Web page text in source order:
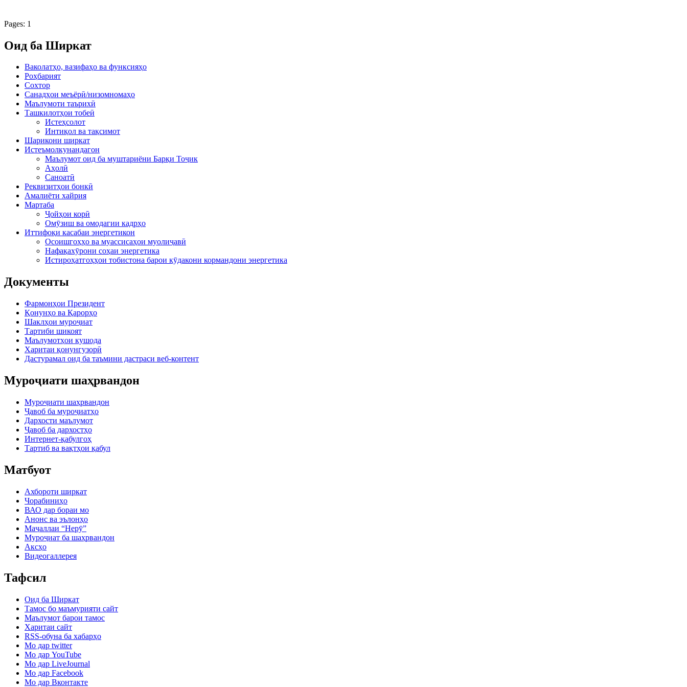
Pages: 1
Оид ба Ширкат
Ваколатҳо, вазифаҳо ва функсияҳо
Роҳбарият
Сохтор
Санадҳои меъёрӣ/низомномаҳо
Маълумоти таърихӣ
Ташкилотҳои тобеӣ
Истеҳсолот
Интиқол ва тақсимот
Шарикони ширкат
Истеъмолкунандагон
Маълумот оид ба муштариёни Барқи Тоҷик
Аҳолӣ
Саноатӣ
Реквизитҳои бонкӣ
Амалиёти хайрия
Мартаба
Ҷойҳои корӣ
Омӯзиш ва омодагии кадрҳо
Иттифоқи касабаи энергетикон
Осоишгоҳҳо ва муассисаҳои муолиҷавӣ
Нафақахӯрони соҳаи энергетика
Истироҳатгоҳҳои тобистона барои кӯдакони кормандони энергетика
Документы
Фармонҳои Президент
Қонунҳо ва Қарорҳо
Шаклҳои муроҷиат
Тартиби шикоят
Маълумотҳои кушода
Харитаи қонунгузорӣ
Дастурамал оид ба таъмини дастраси веб-контент
Муроҷиати шаҳрвандон
Муроҷиати шаҳрвандон
Ҷавоб ба муроҷиатҳо
Дархости маълумот
Ҷавоб ба дархостҳо
Интернет-қабулгоҳ
Тартиб ва вақтҳои қабул
Матбуот
Ахбороти ширкат
Чорабиниҳо
ВАО дар бораи мо
Анонс ва эълонҳо
Маҷаллаи “Нерӯ”
Муроҷиат ба шаҳрвандон
Аксҳо
Видеогаллерея
Тафсил
Оид ба Ширкат
Тамос бо маъмурияти сайт
Маълумот барои тамос
Харитаи сайт
RSS-обуна ба хабарҳо
Мо дар twitter
Мо дар YouTube
Мо дар LiveJournal
Мо дар Facebook
Мо дар Вконтакте